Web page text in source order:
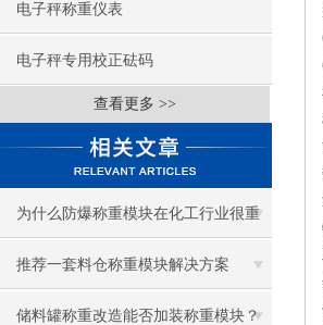
电子秤称重仪表
电子秤专用校正砝码
查看更多 >>
为什么防爆称重模块在化工行业很重
要
推荐一套料仓称重模块解决方案
储料罐称重改造能否加装称重模块？